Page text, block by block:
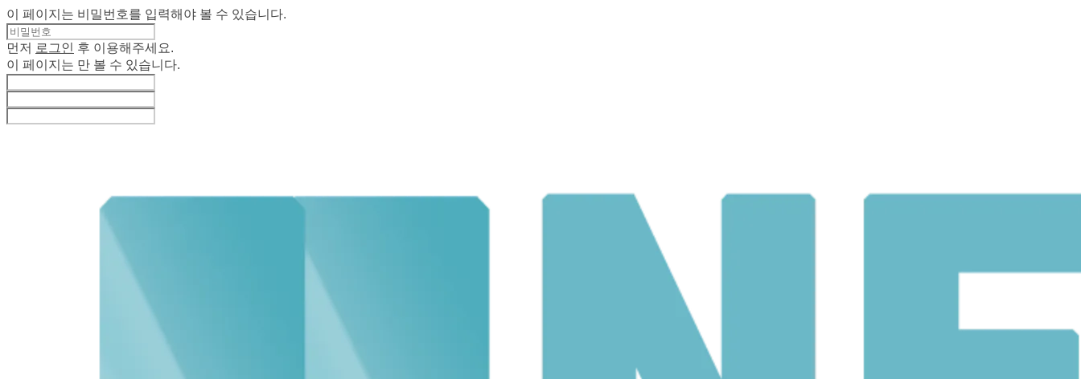
이 페이지는 비밀번호를 입력해야 볼 수 있습니다.
먼저 로그인
후 이용해주세요.
이 페이지는 만 볼 수 있습니다.